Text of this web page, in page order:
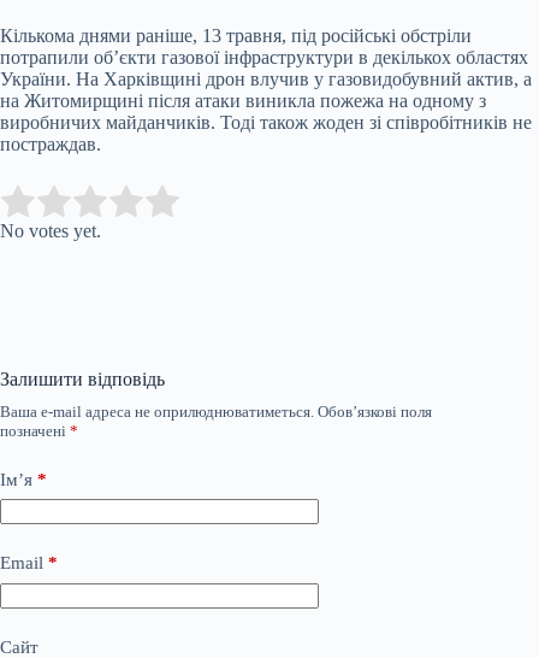
Кількома днями раніше, 13 травня, під російські обстріли
потрапили об’єкти газової інфраструктури в декількох областях
України. На Харківщині дрон влучив у газовидобувний актив, а
на Житомирщині після атаки виникла пожежа на одному з
виробничих майданчиків. Тоді також жоден зі співробітників не
постраждав.
Rate this item:
No votes yet.
Залишити відповідь
Ваша e-mail адреса не оприлюднюватиметься. Обов’язкові поля
позначені *
Ім’я *
Email *
Сайт